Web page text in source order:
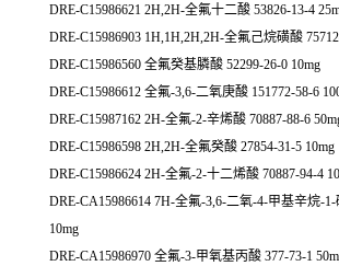
DRE-C15986621 2H,2H-全氟十二酸 53826-13-4
DRE-C15986903 1H,1H,2H,2H-全氟己烷磺酸
DRE-C15986560 全氟癸基膦酸 52299-26-0 10mg
DRE-C15986612 全氟-3,6-二氧庚酸 151772-58-6
DRE-C15987162 2H-全氟-2-辛烯酸 70887-88-6
DRE-C15986598 2H,2H-全氟癸酸 27854-31-5 10mg
DRE-C15986624 2H-全氟-2-十二烯酸 70887-94-4
DRE-CA15986614 7H-全氟-3,6-二氧-4-甲基辛烷-1-
10mg
DRE-CA15986970 全氟-3-甲氧基丙酸 377-73-1